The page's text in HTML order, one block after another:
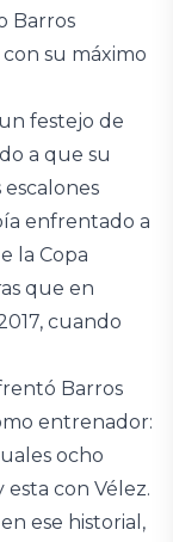
Barros
su máximo
festejo de
a que su
enfrentado a
la Copa
que en
cuando
Barros
entrenador:
ocho
con Vélez.
ese historial,